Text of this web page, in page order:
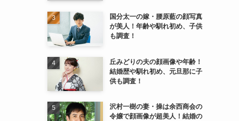
国分太一の嫁・腰原藍の顔写真
が美人！年齢や馴れ初め、子供
も調査！
丘みどりの夫の顔画像や年齢！
結婚歴や馴れ初め、元旦那に子
供も調査！
沢村一樹の妻・操は余西商会の
令嬢で顔画像が超美人！結婚の